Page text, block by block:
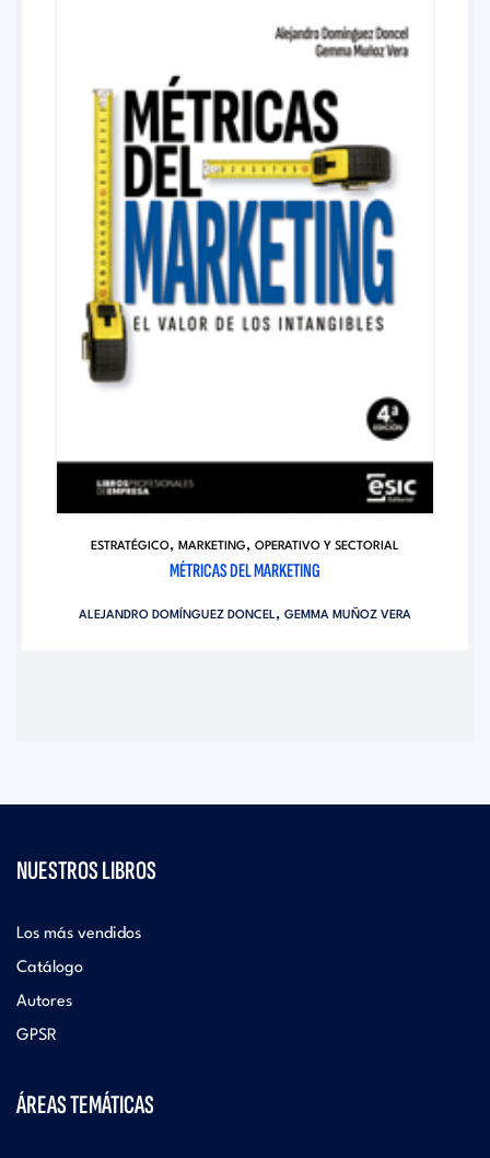
ESTRATÉGICO, MARKETING, OPERATIVO Y SECTORIAL
MÉTRICAS DEL MARKETING
ALEJANDRO DOMÍNGUEZ DONCEL, GEMMA MUÑOZ VERA
NUESTROS LIBROS
Los más vendidos
Catálogo
Autores
GPSR
ÁREAS TEMÁTICAS